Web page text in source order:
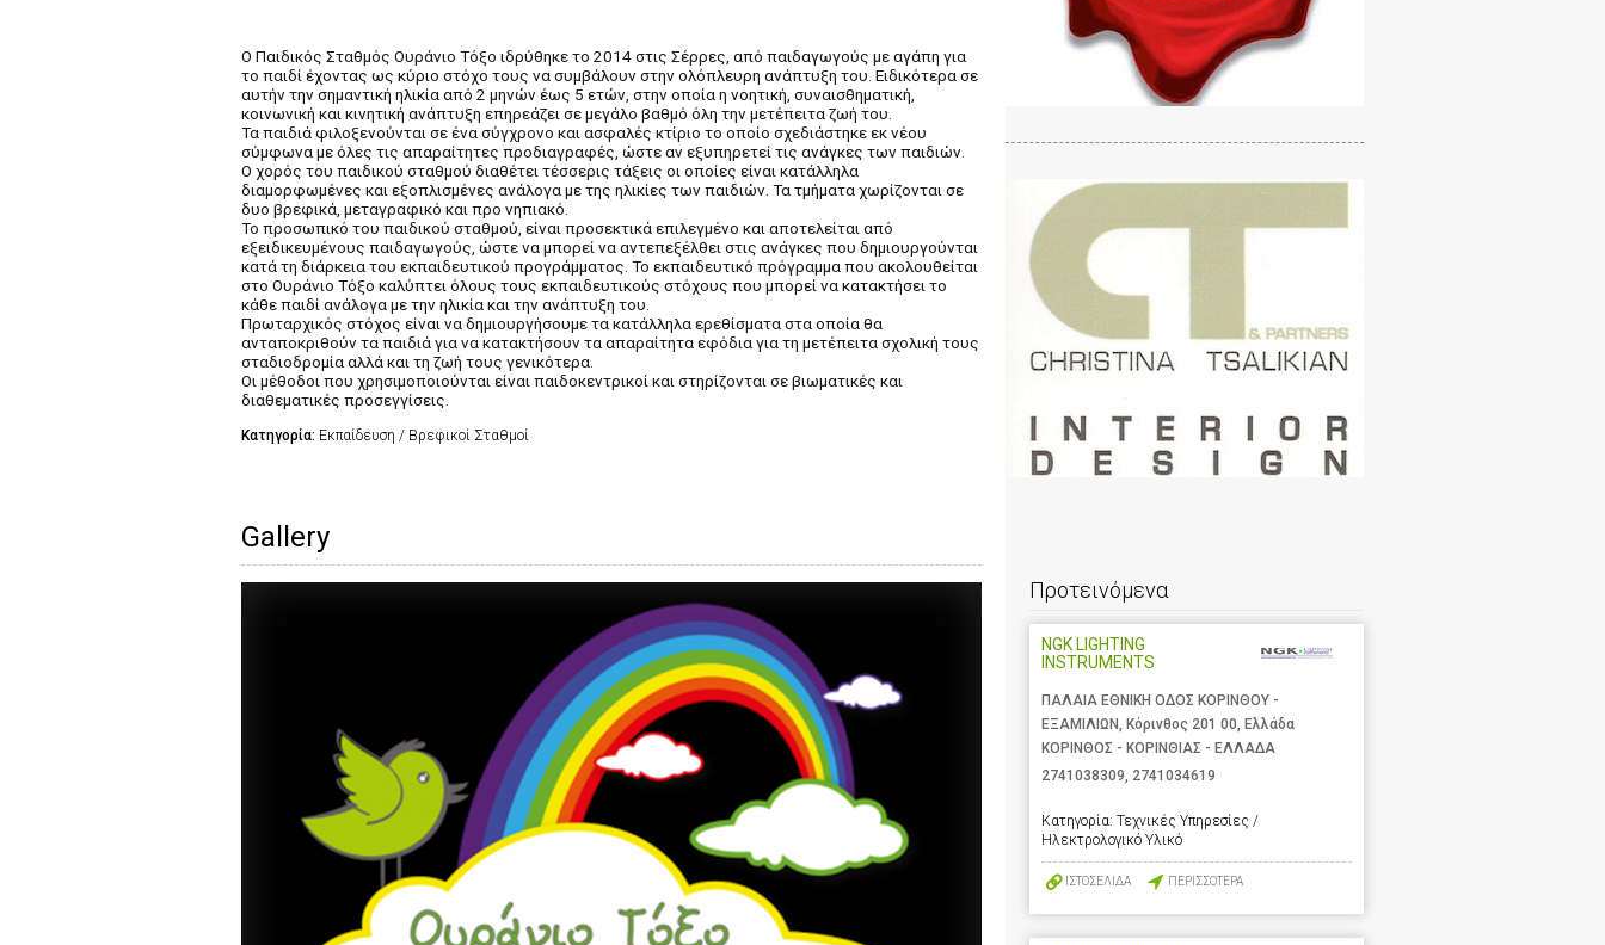
Ο Παιδικός Σταθμός Ουράνιο Τόξο ιδρύθηκε το 2014 στις Σέρρες, από παιδαγωγούς με αγάπη για
το παιδί έχοντας ως κύριο στόχο τους να συμβάλουν στην ολόπλευρη ανάπτυξη του. Ειδικότερα σε
αυτήν την σημαντική ηλικία από 2 μηνών έως 5 ετών, στην οποία η νοητική, συναισθηματική,
κοινωνική και κινητική ανάπτυξη επηρεάζει σε μεγάλο βαθμό όλη την μετέπειτα ζωή του.
Τα παιδιά φιλοξενούνται σε ένα σύγχρονο και ασφαλές κτίριο το οποίο σχεδιάστηκε εκ νέου
σύμφωνα με όλες τις απαραίτητες προδιαγραφές, ώστε αν εξυπηρετεί τις ανάγκες των παιδιών.
Ο χορός του παιδικού σταθμού διαθέτει τέσσερις τάξεις οι οποίες είναι κατάλληλα
διαμορφωμένες και εξοπλισμένες ανάλογα με της ηλικίες των παιδιών. Τα τμήματα χωρίζονται σε
δυο βρεφικά, μεταγραφικό και προ νηπιακό.
Το προσωπικό του παιδικού σταθμού, είναι προσεκτικά επιλεγμένο και αποτελείται από
εξειδικευμένους παιδαγωγούς, ώστε να μπορεί να αντεπεξέλθει στις ανάγκες που δημιουργούνται
κατά τη διάρκεια του εκπαιδευτικού προγράμματος. Το εκπαιδευτικό πρόγραμμα που ακολουθείται
στο Ουράνιο Τόξο καλύπτει όλους τους εκπαιδευτικούς στόχους που μπορεί να κατακτήσει το
κάθε παιδί ανάλογα με την ηλικία και την ανάπτυξη του.
Πρωταρχικός στόχος είναι να δημιουργήσουμε τα κατάλληλα ερεθίσματα στα οποία θα
ανταποκριθούν τα παιδιά για να κατακτήσουν τα απαραίτητα εφόδια για τη μετέπειτα σχολική τους
σταδιοδρομία αλλά και τη ζωή τους γενικότερα.
Οι μέθοδοι που χρησιμοποιούνται είναι παιδοκεντρικοί και στηρίζονται σε βιωματικές και
διαθεματικές προσεγγίσεις.
Κατηγορία: Εκπαίδευση / Βρεφικοί Σταθμοί
Gallery
Προτεινόμενα
NGK LIGHTING
INSTRUMENTS
ΠΑΛΑΙΑ ΕΘΝΙΚΗ ΟΔΟΣ ΚΟΡΙΝΘΟΥ -
ΕΞΑΜΙΛΙΩΝ, Κόρινθος 201 00, Ελλάδα
ΚΟΡΙΝΘΟΣ - ΚΟΡΙΝΘΙΑΣ - ΕΛΛΑΔΑ
2741038309 2741034619
Κατηγορία: Τεχνικές Υπηρεσίες /
Ηλεκτρολογικό Υλικό
ΙΣΤΟΣΕΛΙΔΑ ΠΕΡΙΣΣΟΤΕΡΑ